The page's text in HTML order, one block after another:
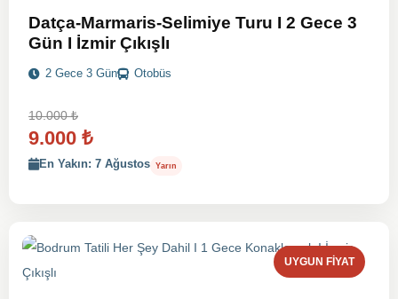
Datça-Marmaris-Selimiye Turu I 2 Gece 3
Gün I İzmir Çıkışlı
2 Gece 3 Gün Otobüs
10.000₺
9.000 ₺
En Yakın: 7 Ağustos Yarın
UYGUN FIYAT